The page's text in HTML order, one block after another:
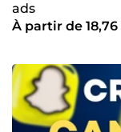
ads
À partir de 18,76